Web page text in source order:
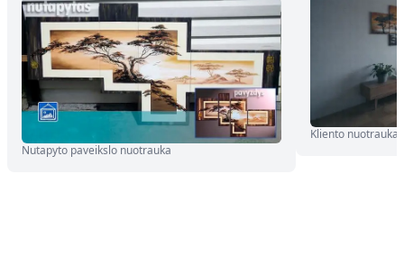
Nutapyto paveikslo nuotrauka
Kliento nuotrauka